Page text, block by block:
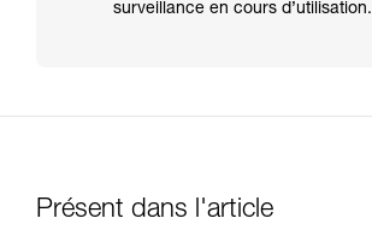
surveillance en cours d’utilisation.
Présent dans l'article